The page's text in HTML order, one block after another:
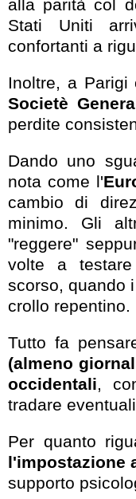
alla parità col
Stati Uniti
confortanti a
Inoltre, a Parigi
Societè
perdite
Dando uno
nota come l'
cambio di
minimo. Gli
"reggere"
volte a
scorso, quando
crollo repentino.
Tutto fa
(almeno
occidentali,
tradare
Per quanto
l'impostazione
supporto